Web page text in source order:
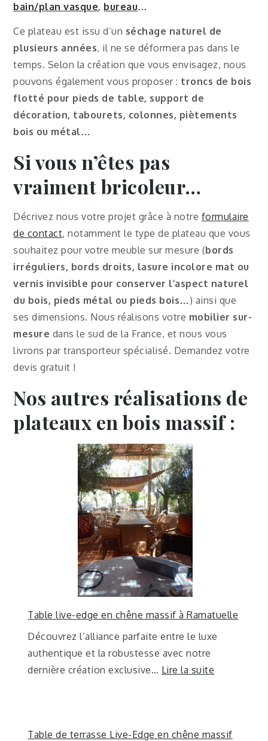
bain/plan vasque, bureau…
Ce plateau est issu d’un séchage naturel de
plusieurs années, il ne se déformera pas dans le
temps. Selon la création que vous envisagez, nous
pouvons également vous proposer : troncs de bois
flotté pour pieds de table, support de
décoration, tabourets, colonnes, piètements
bois ou métal…
Si vous n’êtes pas
vraiment bricoleur…
Décrivez nous votre projet grâce à notre formulaire
de contact, notamment le type de plateau que vous
souhaitez pour votre meuble sur mesure (bords
irréguliers, bords droits, lasure incolore mat ou
vernis invisible pour conserver l’aspect naturel
du bois, pieds métal ou pieds bois…) ainsi que
ses dimensions. Nous réalisons votre mobilier sur-
mesure dans le sud de la France, et nous vous
livrons par transporteur spécialisé. Demandez votre
devis gratuit !
Nos autres réalisations de
plateaux en bois massif :
Table live-edge en chêne massif à Ramatuelle
Découvrez l’alliance parfaite entre le luxe
authentique et la robustesse avec notre
dernière création exclusive… Lire la suite
Table de terrasse Live-Edge en chêne massif